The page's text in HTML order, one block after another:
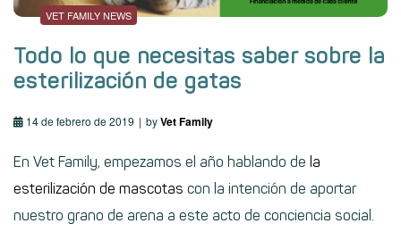
VET FAMILY NEWS
Todo lo que necesitas saber sobre la
esterilización de gatas
14 de febrero de 2019 byVet Family
En Vet Family, empezamos el año hablando de la
esterilización de mascotas con la intención de aportar
nuestro grano de arena a este acto de conciencia social.